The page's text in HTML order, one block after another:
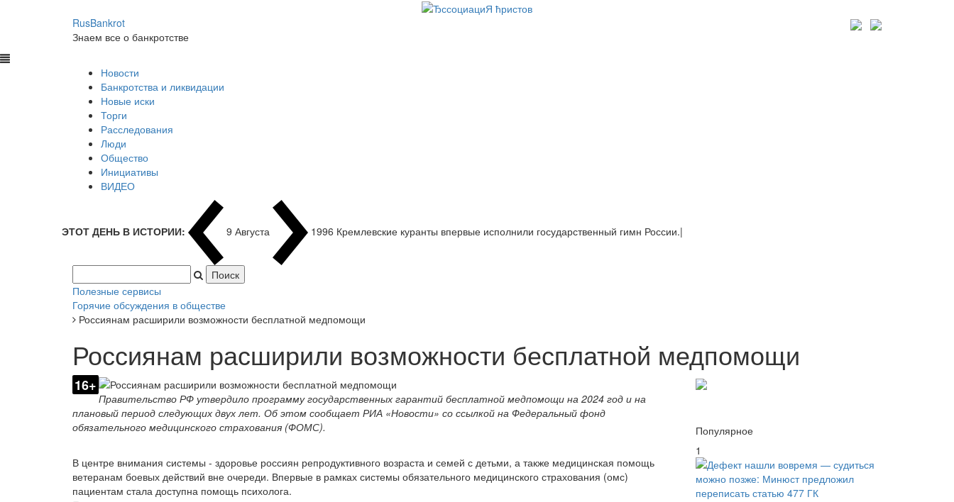
RusBankrot
Знаем все о банкротстве
Новости
Банкротства и ликвидации
Новые иски
Торги
Расследования
Люди
Общество
Инициативы
ВИДЕО
ЭТОТ ДЕНЬ В ИСТОРИИ: 9 Августа 1996 Кремлевские куранты впервые исполнили государственный гимн России.|
Полезные сервисы
Горячие обсуждения в обществе
Россиянам расширили возможности бесплатной медпомощи
Россиянам расширили возможности бесплатной медпомощи
16+
Правительство РФ утвердило программу государственных гарантий бесплатной медпомощи на 2024 год и на
плановый период следующих двух лет. Об этом сообщает РИА «Новости» со ссылкой на Федеральный фонд
обязательного медицинского страхования (ФОМС).
В центре внимания системы - здоровье россиян репродуктивного возраста и семей с детьми, а также медицинская помощь
ветеранам боевых действий вне очереди. Впервые в рамках системы обязательного медицинского страхования (омс)
пациентам стала доступна помощь психолога.
Популярное
1